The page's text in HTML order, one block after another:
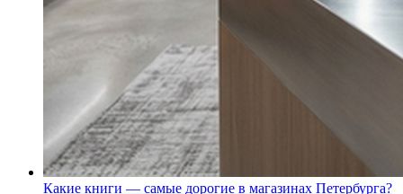
Какие книги — самые дорогие в магазинах Петербурга?